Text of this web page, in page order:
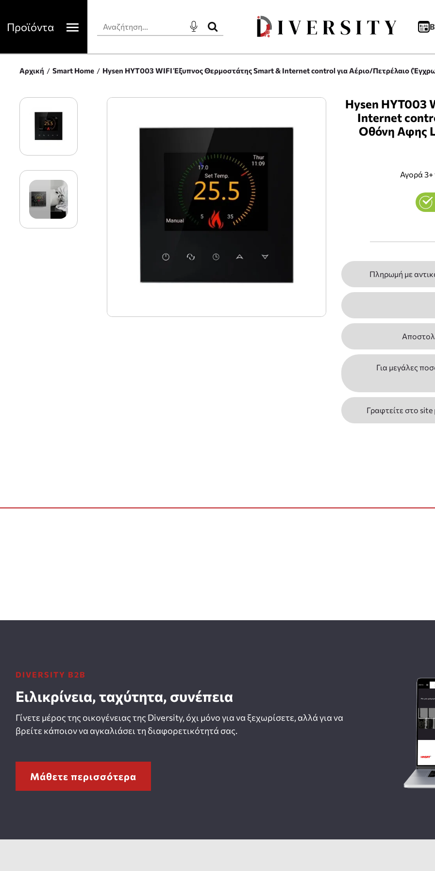
Προϊόντα
Αρχική Smart Home Hysen HYT003 WIFI Έξυπνος Θερμοστάτης Smart & Internet control για Αέριο/Πετρέλαιο
Hysen HYT003
Internet
Οθόνη Αφης
Αγορά 3+
Πληρωμή με
Για μεγάλες
Γραφτείτε στο site
DIVERSITY B2B
Ειλικρίνεια, ταχύτητα, συνέπεια
Γίνετε μέρος της οικογένειας της Diversity, όχι μόνο για να ξεχωρίσετε, αλλά για να
βρείτε κάποιον να αγκαλιάσει τη διαφορετικότητά σας.
Μάθετε περισσότερα